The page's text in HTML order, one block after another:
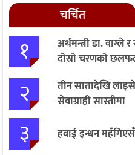
चर्चित
१
अर्थमन्त्री डा. वाग्ले
दोस्रो चरणको
२
तीन सातादेखि
सेवाग्राही सास्तीमा
३ हवाई इन्धन